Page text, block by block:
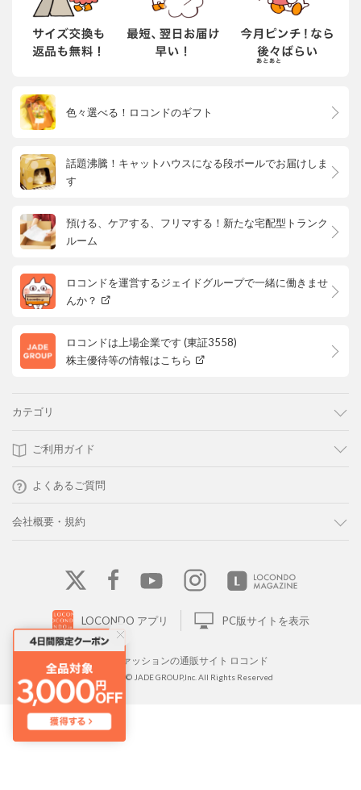
色々選べる！ロコンドのギフト
話題沸騰！キャットハウスになる段ボールでお届けしま
す
預ける、ケアする、フリマする！新たな宅配型トランク
ルーム
ロコンドを運営するジェイドグループで一緒に働きませ
んか？
ロコンドは上場企業です (東証3558)
株主優待等の情報はこちら
カテゴリ
ご利用ガイド
よくあるご質問
会社概要・規約
LOCONDO アプリ PC版サイトを表示
靴とファッションの通販サイト ロコンド
Copyright © JADE GROUP,Inc. All Rights Reserved